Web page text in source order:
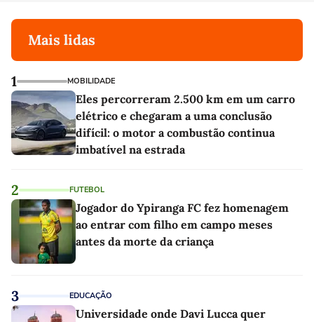
Mais lidas
1 MOBILIDADE
Eles percorreram 2.500 km em um carro
elétrico e chegaram a uma conclusão
difícil: o motor a combustão continua
imbatível na estrada
2 FUTEBOL
Jogador do Ypiranga FC fez homenagem
ao entrar com filho em campo meses
antes da morte da criança
3 EDUCAÇÃO
Universidade onde Davi Lucca quer